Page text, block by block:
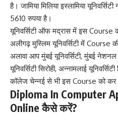
है। जामिया मिलिया इस्लामिया
5610 रुपया है।
यूनिवर्सिटी ऑफ मद्रास में इस
अलीगढ़ मुस्लिम यूनिवर्सिटी में
अलावा आप मुंबई यूनिवर्सिटी, मुंबई
यूनिवर्सिटी सिरोही, अन्नामलाई
कॉलेज चेन्नई से भी इस Course को
Diploma In Computer
Online कैसे करें?